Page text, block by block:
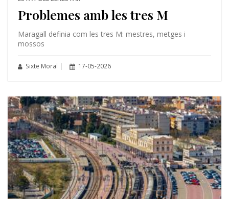
Problemes amb les tres M
Maragall definia com les tres M: mestres, metges i
mossos
Sixte Moral | 17-05-2026